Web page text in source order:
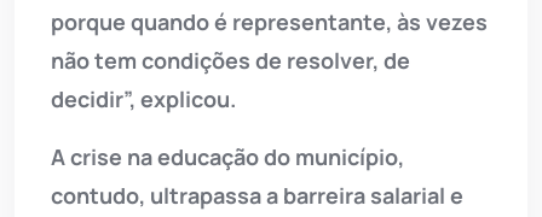
porque quando é representante, às vezes
não tem condições de resolver, de
decidir”, explicou.
A crise na educação do município,
contudo, ultrapassa a barreira salarial e